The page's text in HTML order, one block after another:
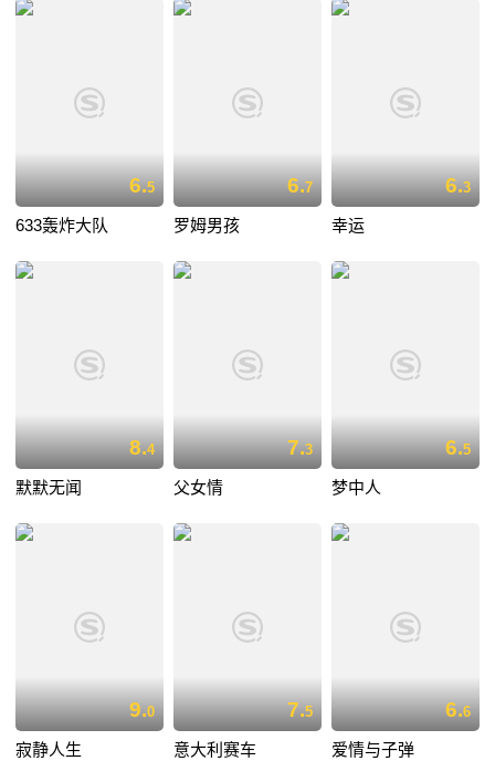
6.5
633轰炸大队
6.7
罗姆男孩
6.3
幸运
8.4
默默无闻
7.3
父女情
6.5
梦中人
9.0
寂静人生
7.5
意大利赛车
6.6
爱情与子弹